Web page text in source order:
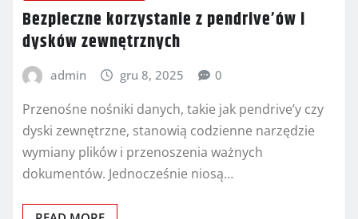
Bezpieczne korzystanie z pendrive’ów i
dysków zewnętrznych
admin gru 8, 2025 0
Przenośne nośniki danych, takie jak pendrive’y czy
dyski zewnętrzne, stanowią codzienne narzędzie
wymiany plików i przenoszenia ważnych
dokumentów. Jednocześnie niosą…